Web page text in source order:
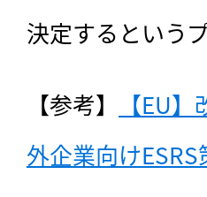
決定するという
【参考】
【EU
外企業向け